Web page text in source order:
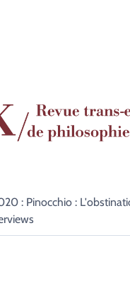
: Pinocchio :